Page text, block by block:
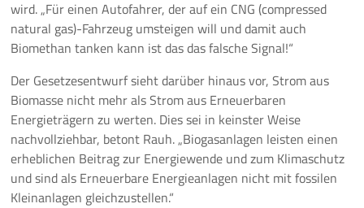
wird. „Für einen Autofahrer, der auf ein CNG (compressed
natural gas)-Fahrzeug umsteigen will und damit auch
Biomethan tanken kann ist das das falsche Signal!“
Der Gesetzesentwurf sieht darüber hinaus vor, Strom aus
Biomasse nicht mehr als Strom aus Erneuerbaren
Energieträgern zu werten. Dies sei in keinster Weise
nachvollziehbar, betont Rauh. „Biogasanlagen leisten einen
erheblichen Beitrag zur Energiewende und zum Klimaschutz
und sind als Erneuerbare Energieanlagen nicht mit fossilen
Kleinanlagen gleichzustellen.“